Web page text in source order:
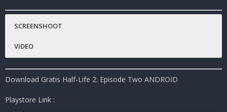
Platfrom
Publisher:NVIDIA Lightspeed Studios
SCREENSHOOT
VIDEO
Download Gratis Half-Life 2: Episode Two ANDROID
Playstore Link :